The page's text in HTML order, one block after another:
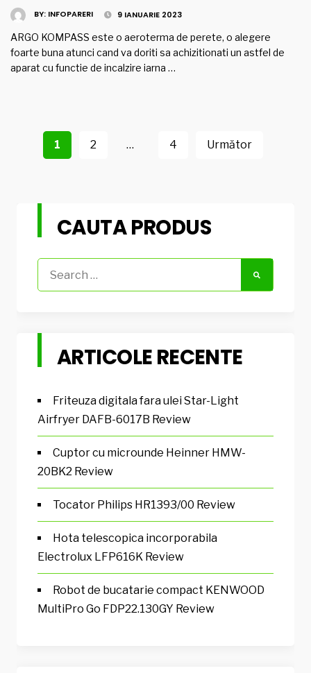
BY: INFOPARERI 9 IANUARIE 2023
ARGO KOMPASS este o aeroterma de perete, o alegere
foarte buna atunci cand va doriti sa achizitionati un astfel de
aparat cu functie de incalzire iarna …
articole
1 2 … 4 Următor
CAUTA PRODUS
for:
ARTICOLE RECENTE
Friteuza digitala fara ulei Star-Light
Airfryer DAFB-6017B Review
Cuptor cu microunde Heinner HMW-
20BK2 Review
Tocator Philips HR1393/00 Review
Hota telescopica incorporabila
Electrolux LFP616K Review
Robot de bucatarie compact KENWOOD
MultiPro Go FDP22.130GY Review